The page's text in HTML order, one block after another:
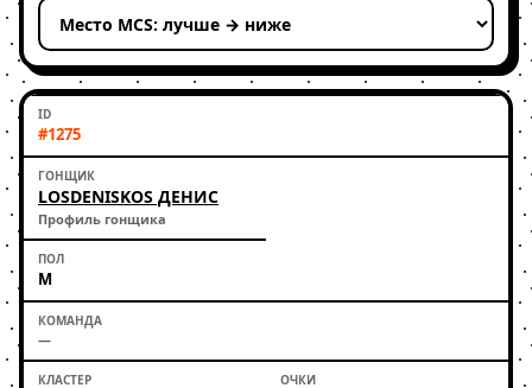
#1275
LOSDENISKOS ДЕНИС
Профиль гонщика
М
—